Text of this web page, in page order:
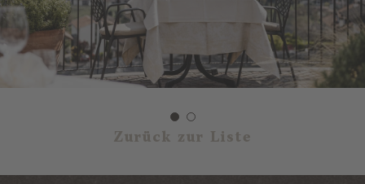
Zurück zur Liste